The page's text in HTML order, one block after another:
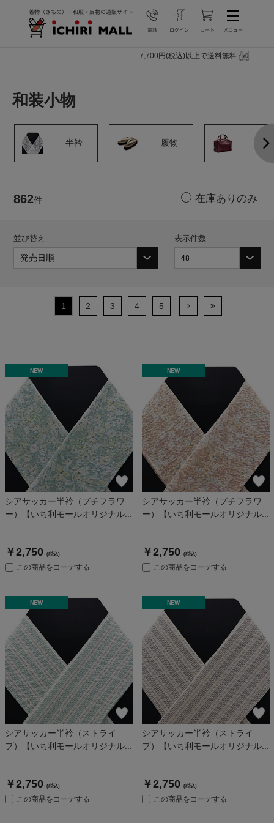
7,700円(税込)以上で送料無料
和装小物
半衿 履物 そ
862件
並び替え 表示件数
1 2 3 4 5
NEW
シアサッカー半衿（プチフラワ
ー）【いち利モールオリジナル...
￥2,750 (税込)
この商品をコーデする
NEW
シアサッカー半衿（プチフラワ
ー）【いち利モールオリジナル...
￥2,750 (税込)
この商品をコーデする
NEW
シアサッカー半衿（ストライ
プ）【いち利モールオリジナル...
￥2,750 (税込)
この商品をコーデする
NEW
シアサッカー半衿（ストライ
プ）【いち利モールオリジナル...
￥2,750 (税込)
この商品をコーデする